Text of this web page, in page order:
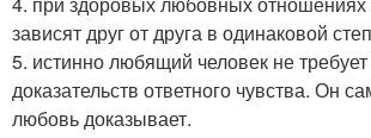
зависят друг от друга в одинаковой
5. истинно любящий человек не
доказательств ответного чувства. Он
любовь доказывает.